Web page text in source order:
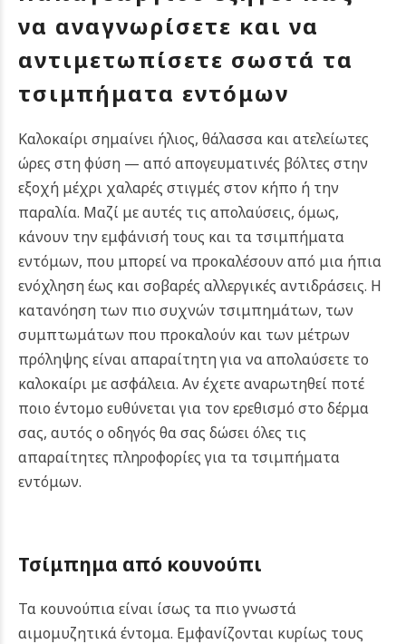
να αναγνωρίσετε και να
αντιμετωπίσετε σωστά τα
τσιμπήματα εντόμων
Καλοκαίρι σημαίνει ήλιος, θάλασσα και ατελείωτες
ώρες στη φύση — από απογευματινές βόλτες στην
εξοχή μέχρι χαλαρές στιγμές στον κήπο ή την
παραλία. Μαζί με αυτές τις απολαύσεις, όμως,
κάνουν την εμφάνισή τους και τα τσιμπήματα
εντόμων, που μπορεί να προκαλέσουν από μια ήπια
ενόχληση έως και σοβαρές αλλεργικές αντιδράσεις. Η
κατανόηση των πιο συχνών τσιμπημάτων, των
συμπτωμάτων που προκαλούν και των μέτρων
πρόληψης είναι απαραίτητη για να απολαύσετε το
καλοκαίρι με ασφάλεια. Αν έχετε αναρωτηθεί ποτέ
ποιο έντομο ευθύνεται για τον ερεθισμό στο δέρμα
σας, αυτός ο οδηγός θα σας δώσει όλες τις
απαραίτητες πληροφορίες για τα τσιμπήματα
εντόμων.
Τσίμπημα από κουνούπι
Τα κουνούπια είναι ίσως τα πιο γνωστά
αιμομυζητικά έντομα. Εμφανίζονται κυρίως τους